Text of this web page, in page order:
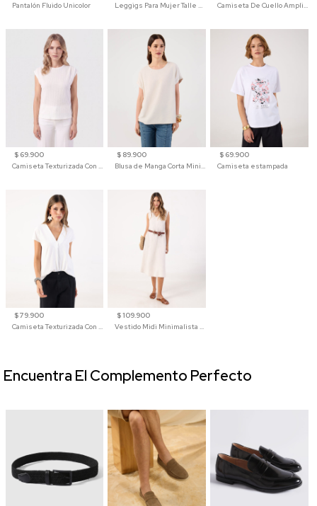
Pantalón Fluido Unicolor
Leggigs Para Mujer Talle Alto Liso
Camiseta De Cuello Amplio Y Manga 3/4 Para Mujer
$ 69.900
Camiseta Texturizada Con Hombro Caído Para Mujer
$ 89.900
Blusa de Manga Corta Minimalista para Mujer
$ 69.900
Camiseta estampada
$ 79.900
Camiseta Texturizada Con Cuello En V Para Mujer
$ 109.900
Vestido Midi Minimalista De Silueta Amplia
Encuentra El Complemento Perfecto